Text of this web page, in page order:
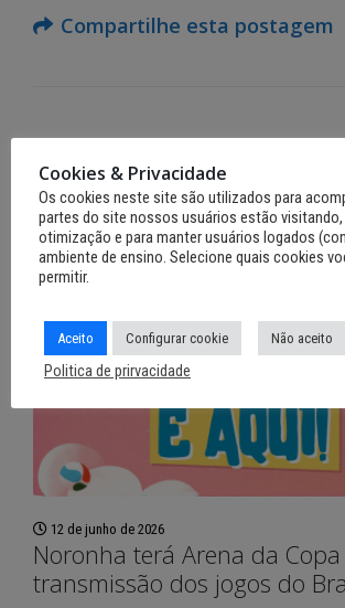
Compartilhe esta postagem
12 de junho de 2026
Noronha terá Arena da
transmissão dos jogos do
Cookies & Privacidade
Os cookies neste site são utilizados para
partes do site nossos usuários estão visitando,
otimização e para manter usuários logados
ambiente de ensino. Selecione quais cookies
permitir.
Aceito Configurar cookie Não aceito
Politica de prirvacidade